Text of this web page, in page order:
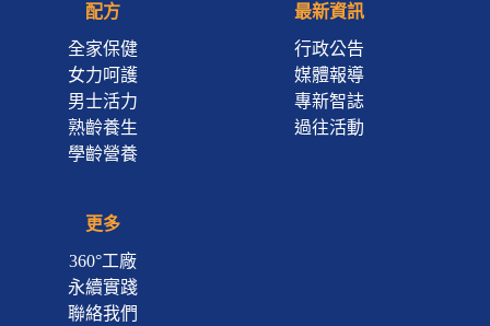
配方
全家保健
女力呵護
男士活力
熟齡養生
學齡營養
最新資訊
行政公告
媒體報導
專新智誌
過往活動
更多
360°工廠
永續實踐
聯絡我們